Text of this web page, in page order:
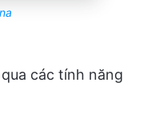
các tính năng